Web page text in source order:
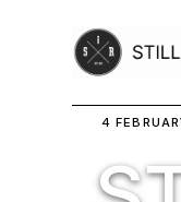
4